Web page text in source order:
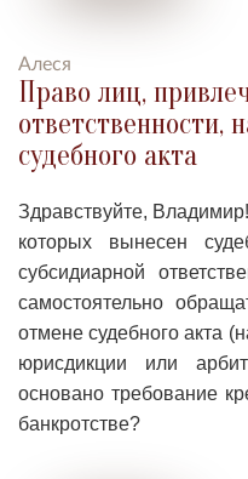
Алеся
Право лиц,
ответственности,
судебного акта
Здравствуйте, Владимир!
которых вынесен
субсидиарной
самостоятельно
отмене судебного акта
юрисдикции или
основано требование
банкротстве?